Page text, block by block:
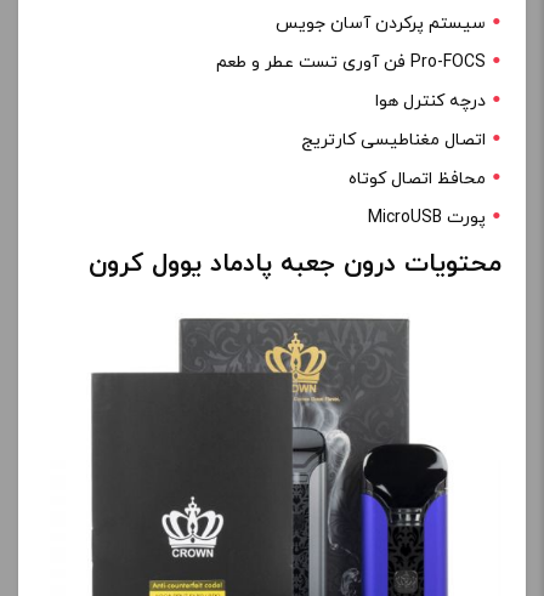
سیستم پرکردن آسان جویس
Pro-FOCS فن آوری تست عطر و طعم
درچه کنترل هوا
اتصال مغناطیسی کارتریج
محافظ اتصال کوتاه
پورت MicroUSB
محتویات درون جعبه پادماد یوول کرون